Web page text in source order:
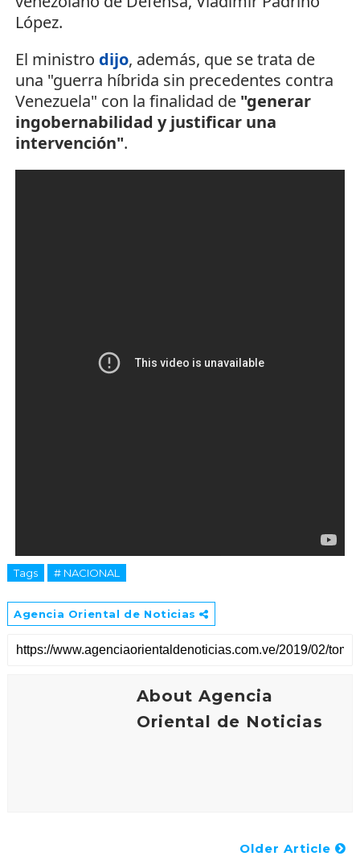
López.
El ministro dijo, además, que se trata de
una "guerra híbrida sin precedentes contra
Venezuela" con la finalidad de "generar
ingobernabilidad y justificar una
intervención".
Tags # NACIONAL
Agencia Oriental de Noticias
About Agencia
Oriental de Noticias
Older Article